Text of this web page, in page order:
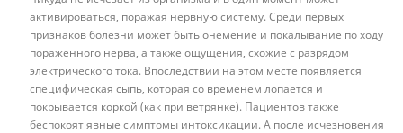
активироваться, поражая нервную систему. Среди первых
признаков болезни может быть онемение и покалывание по ходу
пораженного нерва, а также ощущения, схожие с разрядом
электрического тока. Впоследствии на этом месте появляется
специфическая сыпь, которая со временем лопается и
покрывается коркой (как при ветрянке). Пациентов также
беспокоят явные симптомы интоксикации. А после исчезновения